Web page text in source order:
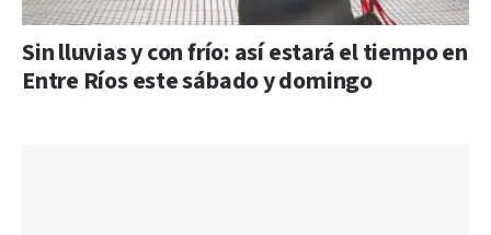
Sin lluvias y con frío: así estará el tiempo en
Entre Ríos este sábado y domingo